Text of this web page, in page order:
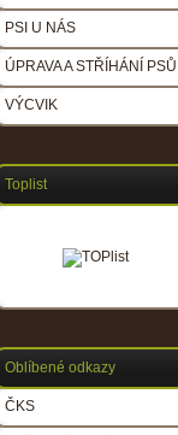
PSI U NÁS
ÚPRAVA A STŘÍHÁNÍ PSŮ
VÝCVIK
Toplist
Oblíbené odkazy
ČKS